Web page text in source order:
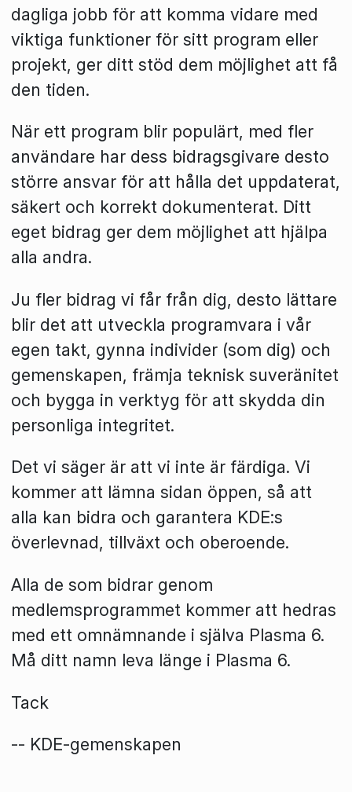
dagliga jobb för att komma vidare med
viktiga funktioner för sitt program eller
projekt, ger ditt stöd dem möjlighet att få
den tiden.
När ett program blir populärt, med fler
användare har dess bidragsgivare desto
större ansvar för att hålla det uppdaterat,
säkert och korrekt dokumenterat. Ditt
eget bidrag ger dem möjlighet att hjälpa
alla andra.
Ju fler bidrag vi får från dig, desto lättare
blir det att utveckla programvara i vår
egen takt, gynna individer (som dig) och
gemenskapen, främja teknisk suveränitet
och bygga in verktyg för att skydda din
personliga integritet.
Det vi säger är att vi inte är färdiga. Vi
kommer att lämna sidan öppen, så att
alla kan bidra och garantera KDE:s
överlevnad, tillväxt och oberoende.
Alla de som bidrar genom
medlemsprogrammet kommer att hedras
med ett omnämnande i själva Plasma 6.
Må ditt namn leva länge i Plasma 6.
Tack
-- KDE-gemenskapen